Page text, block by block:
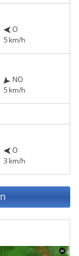
O
5 km/h
NO
5 km/h
O
3 km/h